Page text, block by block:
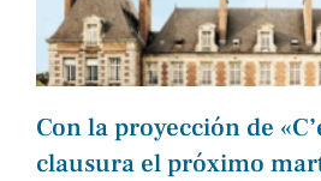
Con la proyección de
clausura el próximo